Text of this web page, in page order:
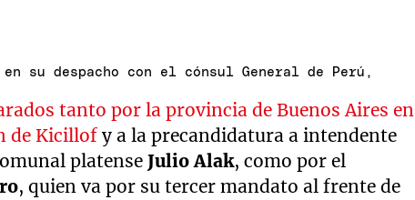
su despacho con el cónsul General de Perú,
tanto por la provincia de Buenos Aires en
de Kicillofy a la precandidatura a intendente
platenseJulio Alak, como por el
, quien va por su tercer mandato al frente de